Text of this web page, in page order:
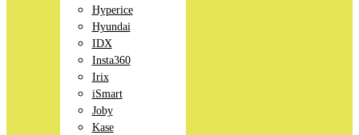
Hyperice
Hyundai
IDX
Insta360
Irix
iSmart
Joby
Kase